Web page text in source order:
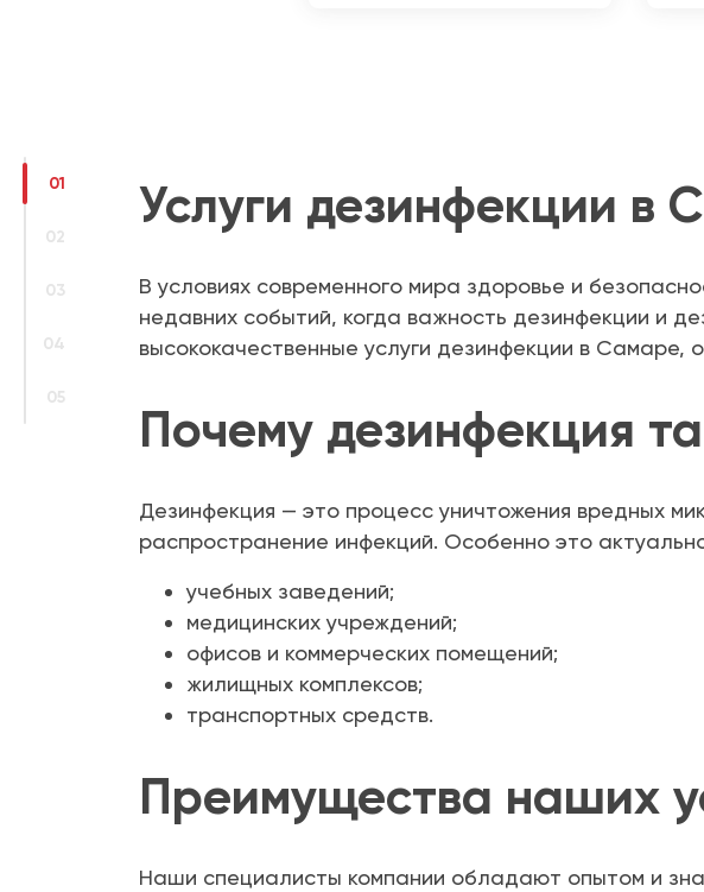
01
02
03
04
05
Услуги дезинфекции в
В условиях современного мира здоровье и
недавних событий, когда важность дезинфекции и
высококачественные услуги дезинфекции в
Почему дезинфекция
Дезинфекция — это процесс уничтожения вредных
распространение инфекций. Особенно это
учебных заведений;
медицинских учреждений;
офисов и коммерческих помещений;
жилищных комплексов;
транспортных средств.
Преимущества наших
Наши специалисты компании обладают опытом и